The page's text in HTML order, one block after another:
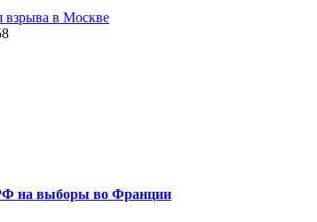
взрыва в Москве
на выборы во Франции